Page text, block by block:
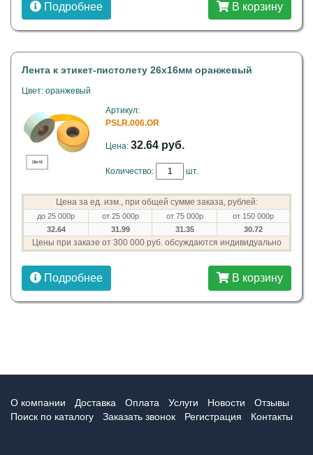
Подробнее В корзину
Лента к этикет-пистолету 26х16мм оранжевый
Цвет: оранжевый
Артикул:
PSLR.006.OR
Цена: 32.64 руб.
Количество: шт.
Цена за ед. изм., при общей сумме заказа, рублей:
до 25 000р от 25 000р от 75 000р
от 150 000р
32.64
31.99 31.35 30.72
Цены при заказе от 300 000 руб. обсуждаются индивидуально
Подробнее В корзину
О компании Доставка Оплата Услуги Новости
Отзывы
Поиск по каталогу
Заказать звонок Регистрация Контакты